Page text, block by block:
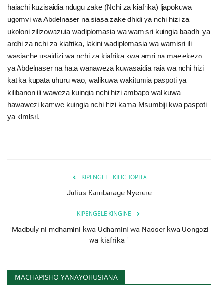
Urithi wa Nasser
Habari
Udhamini wa Nasser
Kanuni na Masharti ya Udhamini wa
Nasser
Raia wa ulimwengu mzima
Washiriki
haiachi kuzisaidia ndugu zake (Nchi za kiafrika) ljapokuwa
ugomvi wa Abdelnaser na siasa zake dhidi ya nchi hizi za
ukoloni zilizowazuia wadiplomasia wa wamisri kuingia baadhi ya
ardhi za nchi za kiafrika, lakini wadiplomasia wa wamisri ili
wasiache usaidizi wa nchi za kiafrika kwa amri na maelekezo
ya Abdelnaser na hata wanaweza kuwasaidia raia wa nchi hizi
katika kupata uhuru wao, walikuwa wakitumia paspoti ya
kilibanon ili waweza kuingia nchi hizi ambapo walikuwa
hawawezi kamwe kuingia nchi hizi kama Msumbiji kwa paspoti
ya kimisri.
KIPENGELE KILICHOPITA
Julius Kambarage Nyerere
KIPENGELE KINGINE
"Madbuly ni mdhamini kwa Udhamini wa Nasser kwa Uongozi
wa kiafrika "
MACHAPISHO YANAYOHUSIANA